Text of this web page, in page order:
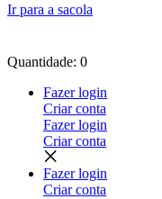
Ir para a sacola
Quantidade: 0
Fazer login
Criar conta
Fazer login
Criar conta
Fazer login
Criar conta